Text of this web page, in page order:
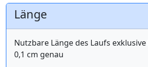
Länge
Nutzbare Länge des Laufs
0,1 cm genau